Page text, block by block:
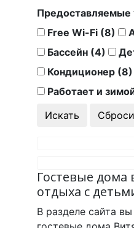
Предоставляемые
Free Wi-Fi (8)
Бассейн (4)
Кондиционер (8)
Работает и
Гостевые дома
отдыха с
В разделе сайта